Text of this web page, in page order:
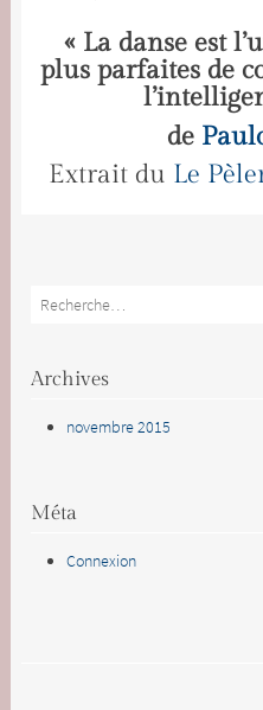
« La danse est
plus parfaites de
de
Extrait du Le
Rech
Archives
novembre 2015
Méta
Connexion